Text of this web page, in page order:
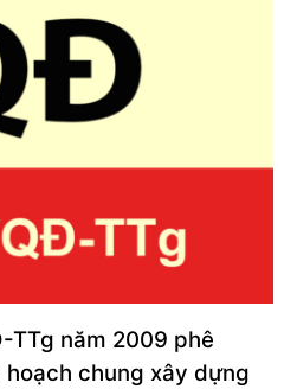
TTg năm 2009 phê
chung xây dựng